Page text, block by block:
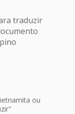
traduzir
ou